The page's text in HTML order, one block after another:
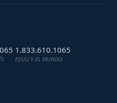
1.833.610.1065
EEUU Y EL MUNDO